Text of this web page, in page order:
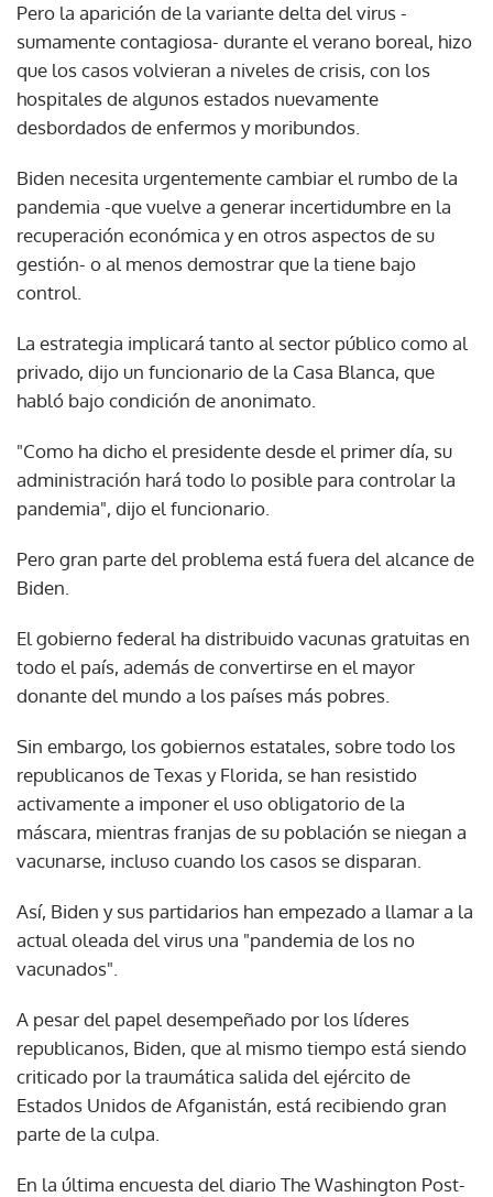
Pero la aparición de la variante delta del virus -
sumamente contagiosa- durante el verano boreal, hizo
que los casos volvieran a niveles de crisis, con los
hospitales de algunos estados nuevamente
desbordados de enfermos y moribundos.
Biden necesita urgentemente cambiar el rumbo de la
pandemia -que vuelve a generar incertidumbre en la
recuperación económica y en otros aspectos de su
gestión- o al menos demostrar que la tiene bajo
control.
La estrategia implicará tanto al sector público como al
privado, dijo un funcionario de la Casa Blanca, que
habló bajo condición de anonimato.
"Como ha dicho el presidente desde el primer día, su
administración hará todo lo posible para controlar la
pandemia", dijo el funcionario.
Pero gran parte del problema está fuera del alcance de
Biden.
El gobierno federal ha distribuido vacunas gratuitas en
todo el país, además de convertirse en el mayor
donante del mundo a los países más pobres.
Sin embargo, los gobiernos estatales, sobre todo los
republicanos de Texas y Florida, se han resistido
activamente a imponer el uso obligatorio de la
máscara, mientras franjas de su población se niegan a
vacunarse, incluso cuando los casos se disparan.
Así, Biden y sus partidarios han empezado a llamar a la
actual oleada del virus una "pandemia de los no
vacunados".
A pesar del papel desempeñado por los líderes
republicanos, Biden, que al mismo tiempo está siendo
criticado por la traumática salida del ejército de
Estados Unidos de Afganistán, está recibiendo gran
parte de la culpa.
En la última encuesta del diario The Washington Post-